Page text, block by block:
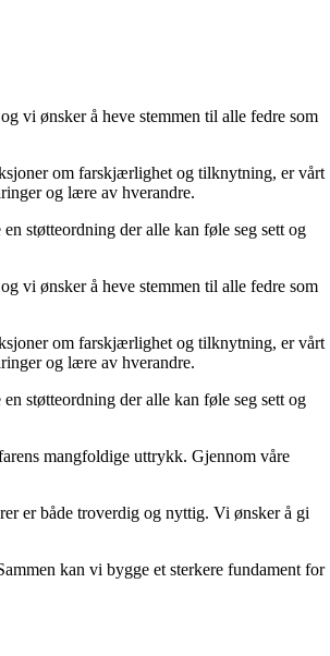
vi ønsker å heve stemmen til alle fedre som
om farskjærlighet og tilknytning, er vårt
og lære av hverandre.
støtteordning der alle kan føle seg sett og
vi ønsker å heve stemmen til alle fedre som
om farskjærlighet og tilknytning, er vårt
og lære av hverandre.
støtteordning der alle kan føle seg sett og
mangfoldige uttrykk. Gjennom våre
er både troverdig og nyttig. Vi ønsker å gi
kan vi bygge et sterkere fundament for